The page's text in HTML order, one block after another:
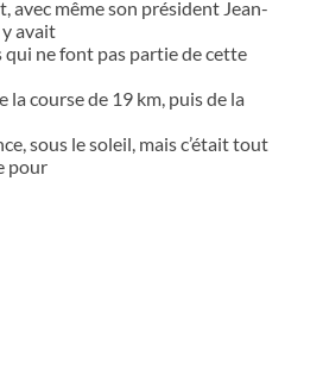
avec même son président Jean-
avait
ne font pas partie de cette
la course de 19 km, puis de la
sous le soleil, mais c’était tout
pour